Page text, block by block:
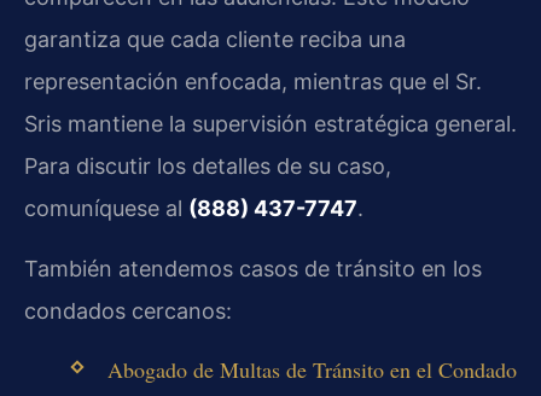
garantiza que cada cliente reciba una
representación enfocada, mientras que el Sr.
Sris mantiene la supervisión estratégica general.
Para discutir los detalles de su caso,
comuníquese al (888) 437-7747.
También atendemos casos de tránsito en los
condados cercanos:
Abogado de Multas de Tránsito en el Condado